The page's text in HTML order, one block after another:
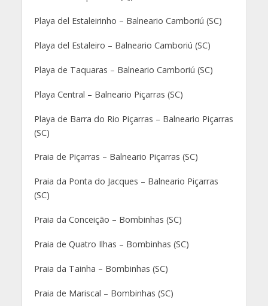
Playa del Estaleirinho – Balneario Camboriú (SC)
Playa del Estaleiro – Balneario Camboriú (SC)
Playa de Taquaras – Balneario Camboriú (SC)
Playa Central – Balneario Piçarras (SC)
Playa de Barra do Rio Piçarras – Balneario Piçarras
(SC)
Praia de Piçarras – Balneario Piçarras (SC)
Praia da Ponta do Jacques – Balneario Piçarras
(SC)
Praia da Conceição – Bombinhas (SC)
Praia de Quatro Ilhas – Bombinhas (SC)
Praia da Tainha – Bombinhas (SC)
Praia de Mariscal – Bombinhas (SC)